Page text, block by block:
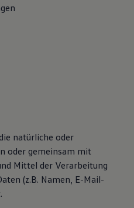
natürliche oder
oder gemeinsam mit
Mittel der Verarbeitung
(z.B. Namen, E-Mail-